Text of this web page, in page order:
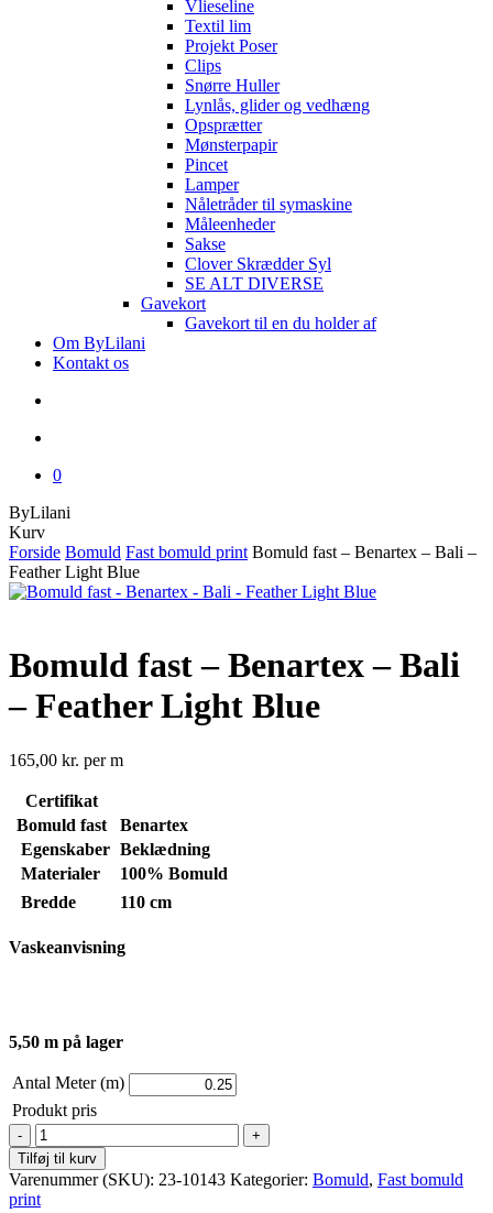
Vlieseline
Textil lim
Projekt Poser
Clips
Snørre Huller
Lynlås, glider og vedhæng
Opsprætter
Mønsterpapir
Pincet
Lamper
Nåletråder til symaskine
Måleenheder
Sakse
Clover Skrædder Syl
SE ALT DIVERSE
Gavekort
Gavekort til en du holder af
Om ByLilani
Kontakt os
0
ByLilani
KurvClose
Cart
Forside Bomuld Fast bomuld print Bomuld fast – Benartex – Bali –
Feather Light Blue
Bomuld fast – Benartex – Bali
– Feather Light Blue
165,00 kr. per m
Certifikat
Bomuld fast
Benartex
Egenskaber Beklædning
Materialer
100% Bomuld
Bredde
110 cm
Vaskeanvisning
5,50 m på lager
Antal Meter (m)
Produkt pris
Bomuld
fast
-
Benartex
Tilføj til kurv
Varenummer (SKU): 23-10143 Kategorier: Bomuld, Fast bomuld
print